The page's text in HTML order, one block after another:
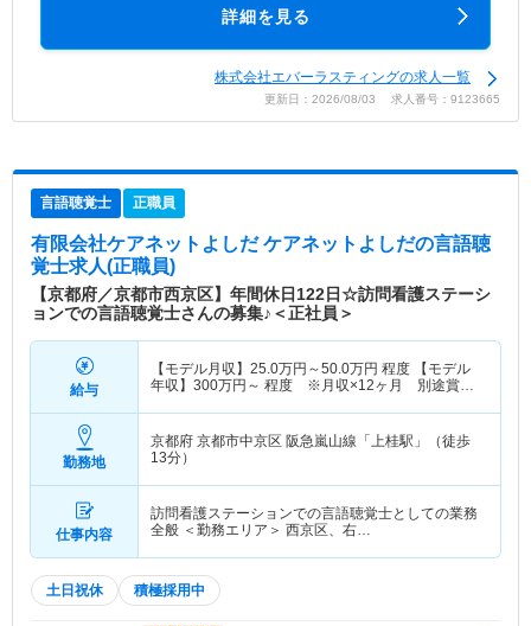
詳細を見る
株式会社エバーラスティングの求人一覧
更新日：2026/08/03 求人番号：9123665
言語聴覚士 正職員
有限会社ケアネットよしだ ケアネットよしだの言語聴
覚士求人(正職員)
【京都府／京都市西京区】年間休日122日☆訪問看護ステーシ
ョンでの言語聴覚士さんの募集♪＜正社員＞
給与
【モデル月収】 25.0万円～50.0万円 程度 【モデル
年収】 300万円～ 程度 ※月収×12ヶ月 別途賞与
勤務地
京都府 京都市中京区 阪急嵐山線「上桂駅」（徒歩
13分）
仕事内容
訪問看護ステーションでの言語聴覚士としての業務
全般 ＜勤務エリア＞ 西京区、右…
土日祝休 積極採用中